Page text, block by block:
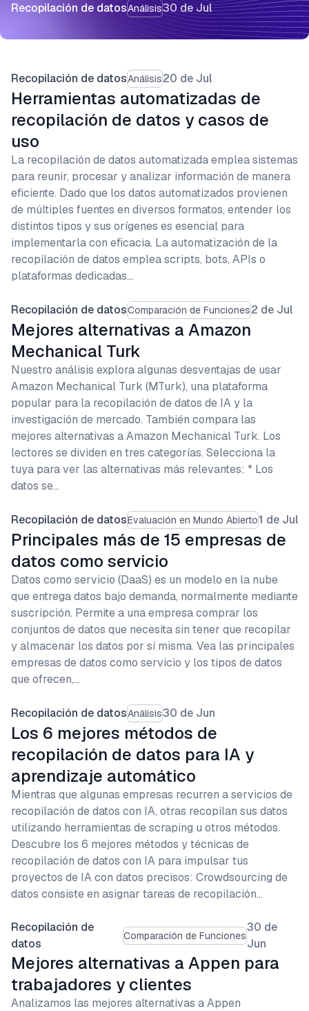
Recopilación de datosAnálisis30 de Jul
Recopilación de datosAnálisis20 de Jul
Herramientas automatizadas de
recopilación de datos y casos de
uso
La recopilación de datos automatizada emplea sistemas
para reunir, procesar y analizar información de manera
eficiente. Dado que los datos automatizados provienen
de múltiples fuentes en diversos formatos, entender los
distintos tipos y sus orígenes es esencial para
implementarla con eficacia. La automatización de la
recopilación de datos emplea scripts, bots, APIs o
plataformas dedicadas…
Recopilación de datosComparación de Funciones2 de Jul
Mejores alternativas a Amazon
Mechanical Turk
Nuestro análisis explora algunas desventajas de usar
Amazon Mechanical Turk (MTurk), una plataforma
popular para la recopilación de datos de IA y la
investigación de mercado. También compara las
mejores alternativas a Amazon Mechanical Turk. Los
lectores se dividen en tres categorías. Selecciona la
tuya para ver las alternativas más relevantes: * Los
datos se…
Recopilación de datosEvaluación en Mundo Abierto1 de Jul
Principales más de 15 empresas de
datos como servicio
Datos como servicio (DaaS) es un modelo en la nube
que entrega datos bajo demanda, normalmente mediante
suscripción. Permite a una empresa comprar los
conjuntos de datos que necesita sin tener que recopilar
y almacenar los datos por sí misma. Vea las principales
empresas de datos como servicio y los tipos de datos
que ofrecen,…
Recopilación de datosAnálisis30 de Jun
Los 6 mejores métodos de
recopilación de datos para IA y
aprendizaje automático
Mientras que algunas empresas recurren a servicios de
recopilación de datos con IA, otras recopilan sus datos
utilizando herramientas de scraping u otros métodos.
Descubre los 6 mejores métodos y técnicas de
recopilación de datos con IA para impulsar tus
proyectos de IA con datos precisos: Crowdsourcing de
datos consiste en asignar tareas de recopilación…
Recopilación de
datos
Comparación de Funciones
30 de
Jun
Mejores alternativas a Appen para
trabajadores y clientes
Analizamos las mejores alternativas a Appen